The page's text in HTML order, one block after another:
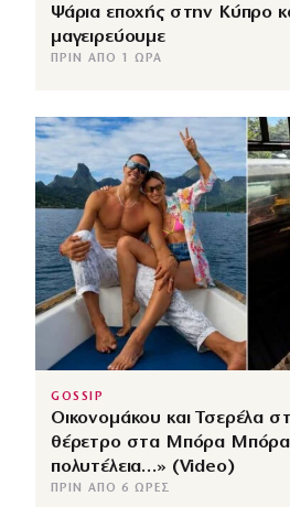
Ψάρια εποχής στην Κύπρο
μαγειρεύουμε
ΠΡΙΝ ΑΠΌ 1 ΏΡΑ
GOSSIP
Οικονομάκου και Τσερέλα
θέρετρο στα Μπόρα Μπόρα
πολυτέλεια…» (Video)
ΠΡΙΝ ΑΠΌ 6 ΏΡΕΣ